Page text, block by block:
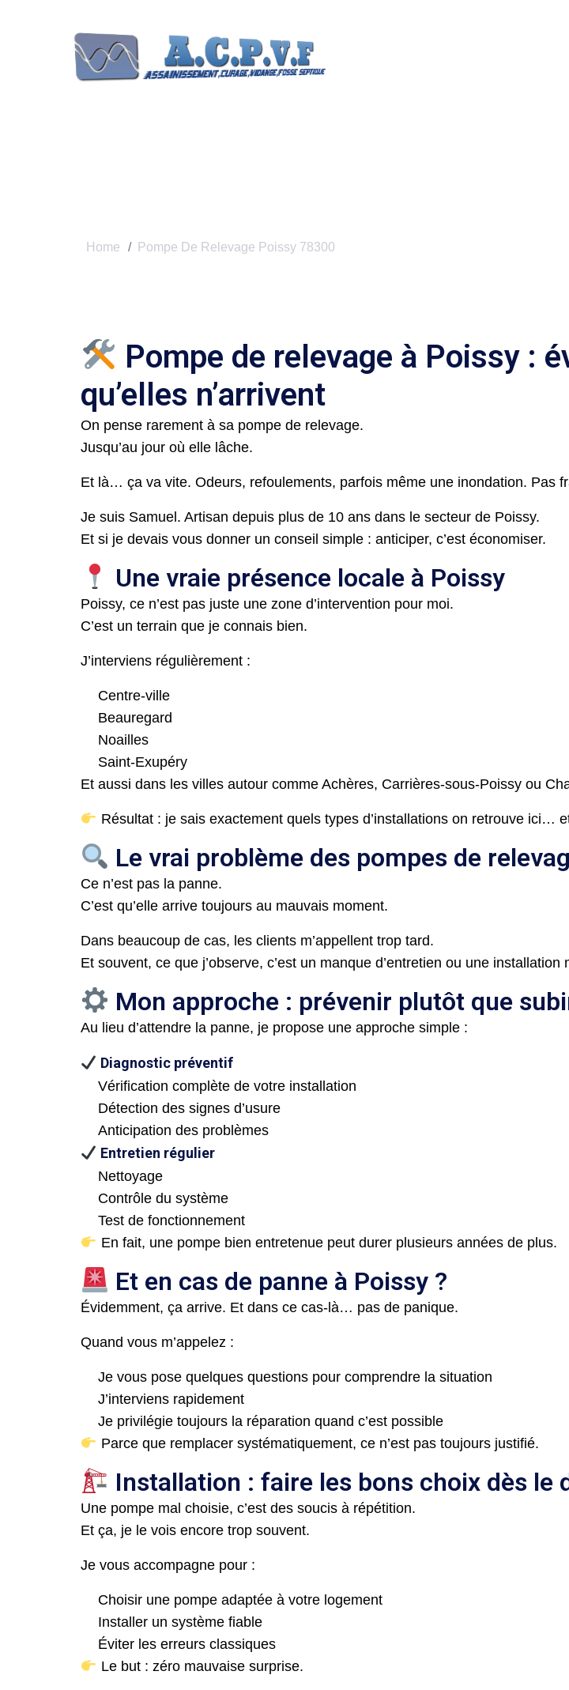
Home Pompe De Relevage Poissy 78300
Pompe de relevage à Poissy :
qu’elles n’arrivent
On pense rarement à sa pompe de relevage.
Jusqu’au jour où elle lâche.
Et là… ça va vite. Odeurs, refoulements, parfois même une inondation. Pas
Je suis Samuel. Artisan depuis plus de 10 ans dans le secteur de Poissy.
Et si je devais vous donner un conseil simple : anticiper, c’est économiser.
Une vraie présence locale à Poissy
Poissy, ce n’est pas juste une zone d’intervention pour moi.
C’est un terrain que je connais bien.
J’interviens régulièrement :
Centre-ville
Beauregard
Noailles
Saint-Exupéry
Et aussi dans les villes autour comme Achères, Carrières-sous-Poissy ou
Résultat : je sais exactement quels types d’installations on retrouve ici…
Le vrai problème des pompes de
Ce n’est pas la panne.
C’est qu’elle arrive toujours au mauvais moment.
Dans beaucoup de cas, les clients m’appellent trop tard.
Et souvent, ce que j’observe, c’est un manque d’entretien ou une
Mon approche : prévenir plutôt que
Au lieu d’attendre la panne, je propose une approche simple :
Diagnostic préventif
Vérification complète de votre installation
Détection des signes d’usure
Anticipation des problèmes
Entretien régulier
Nettoyage
Contrôle du système
Test de fonctionnement
En fait, une pompe bien entretenue peut durer plusieurs années de plus.
Et en cas de panne à Poissy ?
Évidemment, ça arrive. Et dans ce cas-là… pas de panique.
Quand vous m’appelez :
Je vous pose quelques questions pour comprendre la situation
J’interviens rapidement
Je privilégie toujours la réparation quand c’est possible
Parce que remplacer systématiquement, ce n’est pas toujours justifié.
Installation : faire les bons choix dès le
Une pompe mal choisie, c’est des soucis à répétition.
Et ça, je le vois encore trop souvent.
Je vous accompagne pour :
Choisir une pompe adaptée à votre logement
Installer un système fiable
Éviter les erreurs classiques
Le but : zéro mauvaise surprise.